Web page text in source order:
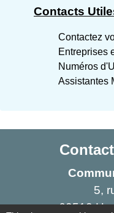
Contacts
Contactez
Entreprises
Numéros
Assistantes
5,
60510